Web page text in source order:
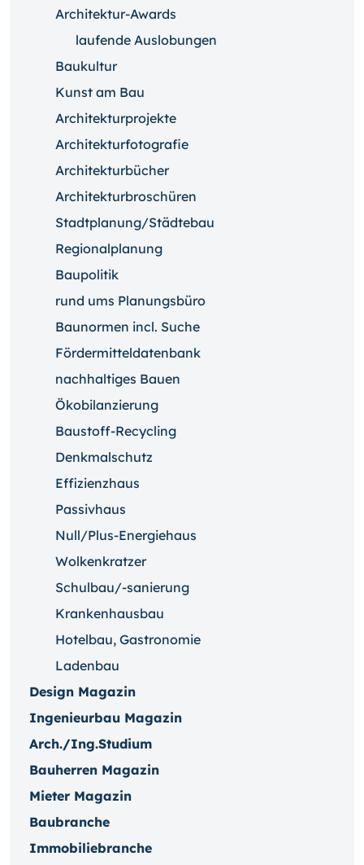
Architektur-Awards
laufende Auslobungen
Baukultur
Kunst am Bau
Architekturprojekte
Architekturfotografie
Architekturbücher
Architekturbroschüren
Stadtplanung/Städtebau
Regionalplanung
Baupolitik
rund ums Planungsbüro
Baunormen incl. Suche
Fördermitteldatenbank
nachhaltiges Bauen
Ökobilanzierung
Baustoff-Recycling
Denkmalschutz
Effizienzhaus
Passivhaus
Null/Plus-Energiehaus
Wolkenkratzer
Schulbau/-sanierung
Krankenhausbau
Hotelbau, Gastronomie
Ladenbau
Design Magazin
Ingenieurbau Magazin
Arch./Ing.Studium
Bauherren Magazin
Mieter Magazin
Baubranche
Immobiliebranche